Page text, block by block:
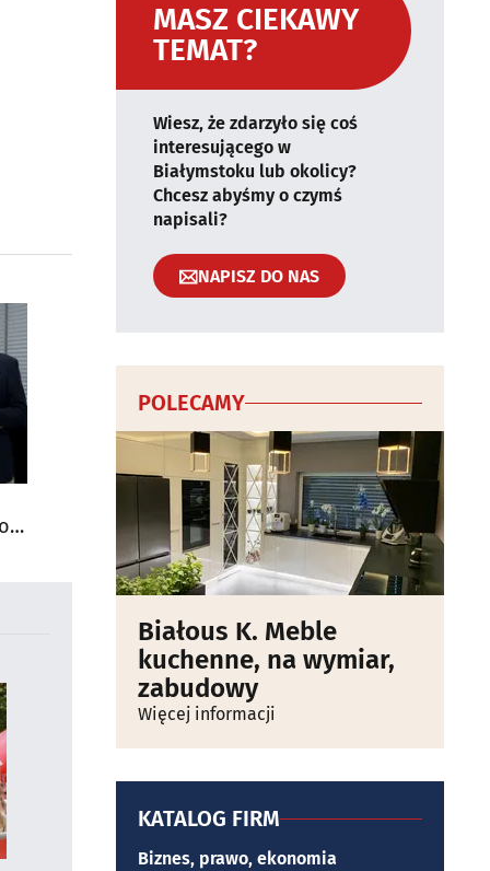
MASZ CIEKAWY
TEMAT?
Wiesz, że zdarzyło się coś
interesującego w
Białymstoku lub okolicy?
Chcesz abyśmy o czymś
napisali?
NAPISZ DO NAS
POLECAMY
Białous K. Meble
kuchenne, na wymiar,
zabudowy
Więcej informacji
KATALOG FIRM
Biznes, prawo, ekonomia